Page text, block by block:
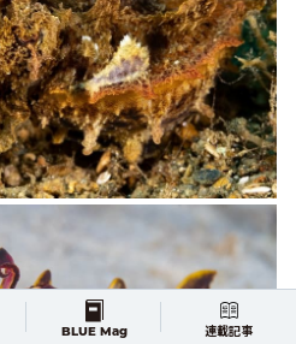
BLUE Mag 連載記事